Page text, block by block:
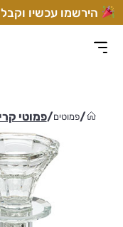
Skip
to
content
הירשמו עכשיו וקבלו 10% הנחה על הרכישה
/פמוטים/פמוטי